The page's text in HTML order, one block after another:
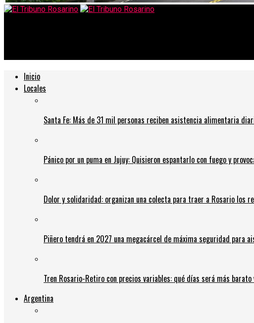
Inicio
Locales
Santa Fe: Más de 31 mil personas reciben asistencia alimentaria
Pánico por un puma en Jujuy: Quisieron espantarlo con fuego y
Dolor y solidaridad: organizan una colecta para traer a Rosario los
Piñero tendrá en 2027 una megacárcel de máxima seguridad para
Tren Rosario-Retiro con precios variables: qué días será más barato
Argentina